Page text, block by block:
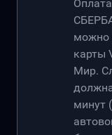
можно
карты
Мир.
минут